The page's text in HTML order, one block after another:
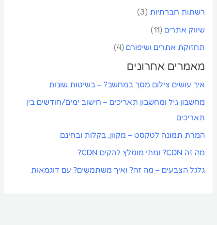
רשתות חברתיות (3)
שיווק אתרים (11)
תחזוקת אתרים ושיפורם (4)
מאמרים אחרונים
איך עושים צילום מסך במחשב? – בשיטות שונות
מחשבון גיל ומחשבון תאריכים – חישוב ימים/חודשים בין
תאריכים
המרת תמונה לטקסט – מקוון, בקלות ובחינם
מה זה CDN? ומתי מומלץ להקים CDN?
גלגל הצבעים – מה זה? ואיך משתמשים? עם דוגמאות